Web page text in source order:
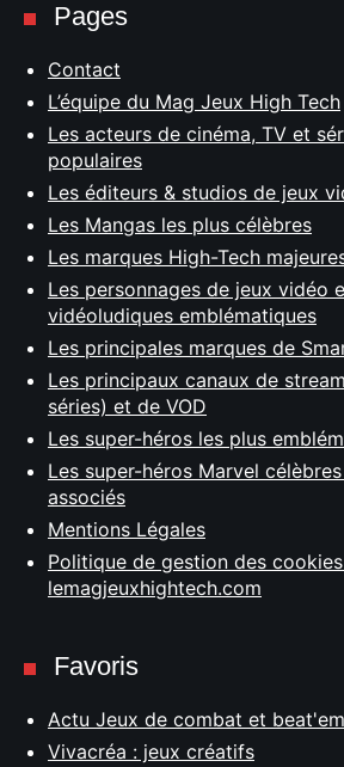
Pages
Contact
L’équipe du Mag Jeux High Tech
Les acteurs de cinéma, TV et
populaires
Les éditeurs & studios de jeux
Les Mangas les plus célèbres
Les marques High-Tech
Les personnages de jeux vidéo
vidéoludiques emblématiques
Les principales marques de
Les principaux canaux de
séries) et de VOD
Les super-héros les plus
Les super-héros Marvel
associés
Mentions Légales
Politique de gestion des
lemagjeuxhightech.com
Favoris
Actu Jeux de combat et
Vivacréa : jeux créatifs